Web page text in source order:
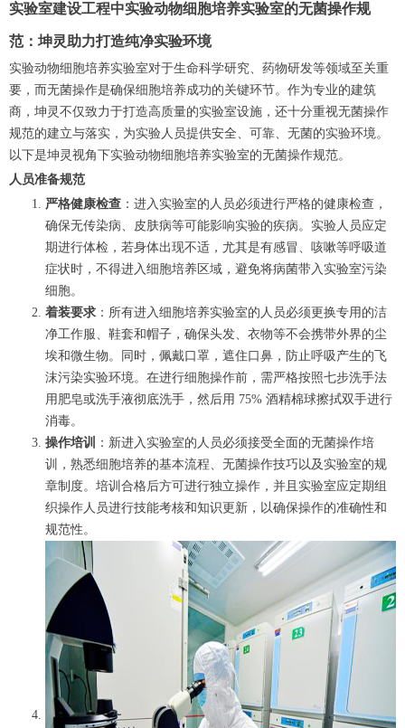
实验室建设工程中实验动物细胞培养实验室的无菌操作规
范：坤灵助力打造纯净实验环境
实验动物细胞培养实验室对于生命科学研究、药物研发等领域至关重
要，而无菌操作是确保细胞培养成功的关键环节。作为专业的建筑
商，坤灵不仅致力于打造高质量的实验室设施，还十分重视无菌操作
规范的建立与落实，为实验人员提供安全、可靠、无菌的实验环境。
以下是坤灵视角下实验动物细胞培养实验室的无菌操作规范。
人员准备规范
严格健康检查 ：进入实验室的人员必须进行严格的健康检查，
确保无传染病、皮肤病等可能影响实验的疾病。实验人员应定
期进行体检，若身体出现不适，尤其是有感冒、咳嗽等呼吸道
症状时，不得进入细胞培养区域，避免将病菌带入实验室污染
细胞。
着装要求 ：所有进入细胞培养实验室的人员必须更换专用的洁
净工作服、鞋套和帽子，确保头发、衣物等不会携带外界的尘
埃和微生物。同时，佩戴口罩，遮住口鼻，防止呼吸产生的飞
沫污染实验环境。在进行细胞操作前，需严格按照七步洗手法
用肥皂或洗手液彻底洗手，然后用 75% 酒精棉球擦拭双手进行
消毒。
操作培训
：新进入实验室的人员必须接受全面的无菌操作培
训，熟悉细胞培养的基本流程、无菌操作技巧以及实验室的规
章制度。培训合格后方可进行独立操作，并且实验室应定期组
织操作人员进行技能考核和知识更新，以确保操作的准确性和
规范性。